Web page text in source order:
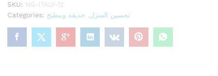
u
t
f
SKU: NG-ITALY-12
Categories:
تحسين المنزل حديقة ومطبخ